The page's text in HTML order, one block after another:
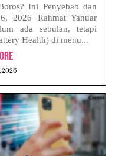
Ini Penyebab dan
2026 Rahmat Yanuar
ada sebulan, tetapi
Health) di menu...
2026